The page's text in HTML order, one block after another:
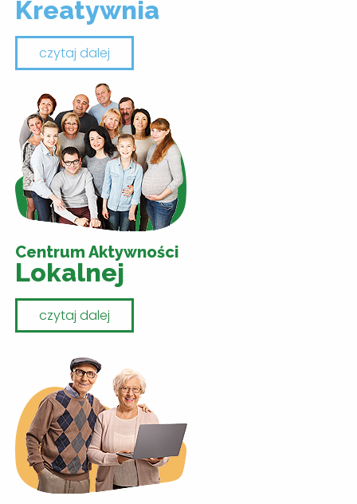
Kreatywnia
czytaj dalej
Centrum Aktywności
Lokalnej
czytaj dalej